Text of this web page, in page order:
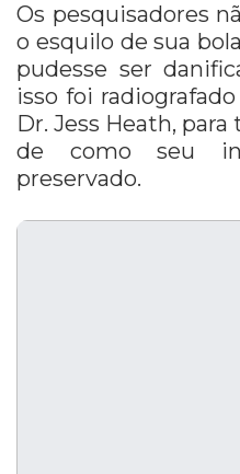
Os pesquisadores
o esquilo de sua
pudesse ser
isso foi
Dr. Jess Heath,
de como seu
preservado.